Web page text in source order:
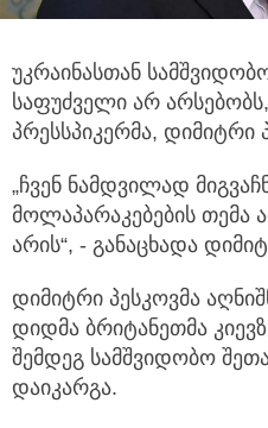
უკრაინასთან
საფუძველი არ
პრესსპიკერმა, დიმიტრი
„ჩვენ ნამდვილად
მოლაპარაკებების თემა
არის“, - განაცხადა
დიმიტრი პესკოვმა
დიდმა ბრიტანეთმა
შემდეგ სამშვიდობო
დაიკარგა.